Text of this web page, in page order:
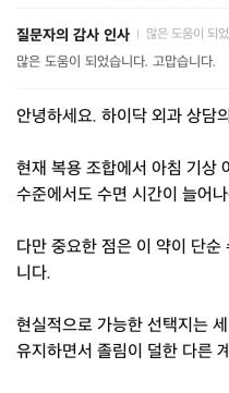
질문자의 감사 인사 많은 도움이 되
많은 도움이 되었습니다. 고맙습니다.
안녕하세요. 하이닥 외과 상담
현재 복용 조합에서 아침 기상
수준에서도 수면 시간이 늘어
다만 중요한 점은 이 약이 단
니다.
현실적으로 가능한 선택지는
유지하면서 졸림이 덜한 다른